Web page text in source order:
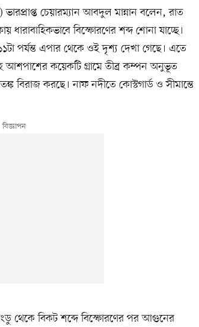
চেয়ারম্যান আবদুল মান্নান বলেন, রাত
বিস্ফোরণের শব্দ শোনা যাচ্ছে।
পর্যন্ত এপার থেকে ওই দৃশ্য দেখা গেছে। এতে
আশপাশের কয়েকটি গ্রামে তীব্র কম্পন অনুভূত
বিরাজ করছে। নাফ নদীতে কোস্টগার্ড ও সীমান্তে
থেকে বিকট শব্দে বিস্ফোরণের পর আগুনের